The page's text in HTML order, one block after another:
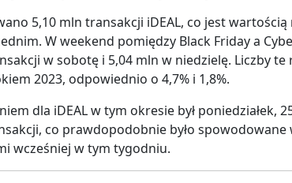
5,10 mln transakcji iDEAL, co jest wartością
W weekend pomiędzy Black Friday a
w sobotę i 5,04 mln w niedzielę. Liczby te
2023, odpowiednio o 4,7% i 1,8%.
dla iDEAL w tym okresie był poniedziałek,
co prawdopodobnie było spowodowane
wcześniej w tym tygodniu.